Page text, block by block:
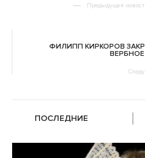
Предыдущая
ФИЛИПП КИРКОРОВ
ПОСЛЕДНИЕ